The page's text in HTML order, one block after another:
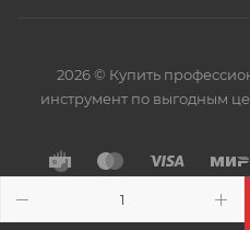
2026 © Купить
инструмент по выгодным